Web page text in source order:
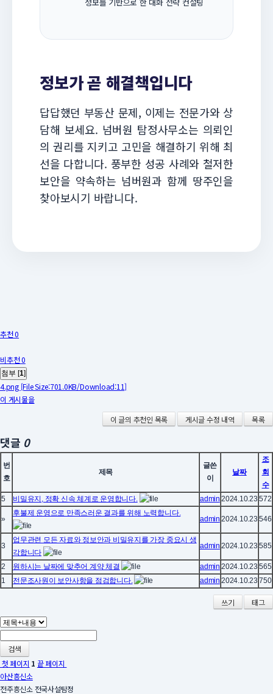
정보가 곧 해결책입니다
답답했던 부동산 문제, 이제는 전문가와 상
담해 보세요. 넘버원 탐정사무소는 의뢰인
의 권리를 지키고 고민을 해결하기 위해 최
선을 다합니다. 풍부한 성공 사례와 철저한
보안을 약속하는 넘버원과 함께 땅주인을
찾아보시기 바랍니다.
추천 0
비추천 0
첨부 [1]
4.png [File Size:701.0KB/Download:11]
이 게시물을
이 글의 추천인 목록
게시글 수정 내역 목록
댓글 0
번
호
제목
글쓴
이
날짜
조
회
수
5
비밀유지, 정확 신속 체계로 운영합니다. admin 2024.10.23 572
»
후불제 운영으로 만족스러운 결과를 위해 노력합니다.
admin 2024.10.23 546
3
업무관련 모든 자료와 정보안과 비밀유지를 가장 중요시 생
각합니다
admin 2024.10.23 585
2 원하시는 날짜에 맞추어 계약 체결 admin 2024.10.23 565
1
전문조사원이 보안사항을 점검합니다. admin 2024.10.23 750
쓰기 태그
검색
첫 페이지 1 끝 페이지
아산흥신소
전주흥신소 전국사설탐정